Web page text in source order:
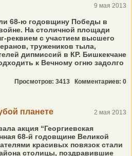
9 мая 2013
68-ю годовщину Победы в
На столичной площади
реквием с участием высшего
тружеников тыла,
дипмиссий в КР. Бишкекчане
к Вечному огню задолго
Просмотров: 3413 Комментариев: 0
планете 2 мая 2013
акция “Георгиевская
68-й годовщине Великой
красивых повязок стали
столицы, поздравившие